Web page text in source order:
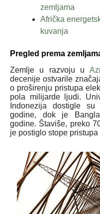
zemljama
Afrička
kuvanja
Pregled prema
Zemlje u razvoju u
decenije ostvarile
o proširenju pristupa
pola milijarde ljudi.
Indonezija dostigle
godine, dok je
godine. Štaviše, preko
je postiglo stope